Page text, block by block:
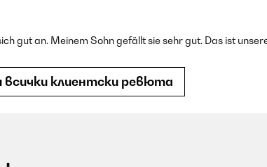
gut an. Meinem Sohn gefällt sie sehr gut. Das ist
всички клиентски ревюта